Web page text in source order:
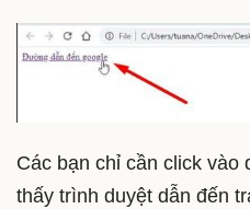
Các bạn chỉ cần click
thấy trình duyệt dẫn đến